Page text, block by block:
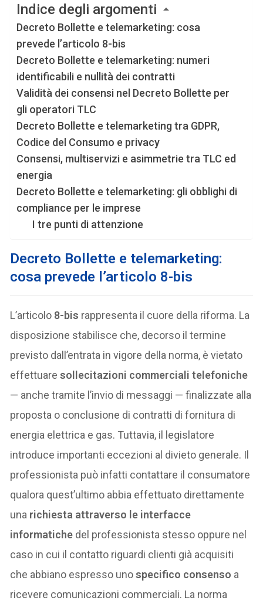
Indice degli argomenti
Decreto Bollette e telemarketing: cosa
prevede l’articolo 8-bis
Decreto Bollette e telemarketing: numeri
identificabili e nullità dei contratti
Validità dei consensi nel Decreto Bollette per
gli operatori TLC
Decreto Bollette e telemarketing tra GDPR,
Codice del Consumo e privacy
Consensi, multiservizi e asimmetrie tra TLC ed
energia
Decreto Bollette e telemarketing: gli obblighi di
compliance per le imprese
I tre punti di attenzione
Decreto Bollette e telemarketing:
cosa prevede l’articolo 8-bis
L’articolo 8-bis rappresenta il cuore della riforma. La
disposizione stabilisce che, decorso il termine
previsto dall’entrata in vigore della norma, è vietato
effettuaresollecitazioni commerciali telefoniche
— anche tramite l’invio di messaggi — finalizzate alla
proposta o conclusione di contratti di fornitura di
energia elettrica e gas. Tuttavia, il legislatore
introduce importanti eccezioni al divieto generale. Il
professionista può infatti contattare il consumatore
qualora quest’ultimo abbia effettuato direttamente
una richiesta attraverso le interfacce
informatiche del professionista stesso oppure nel
caso in cui il contatto riguardi clienti già acquisiti
che abbiano espresso unospecifico consenso a
ricevere comunicazioni commerciali. La norma